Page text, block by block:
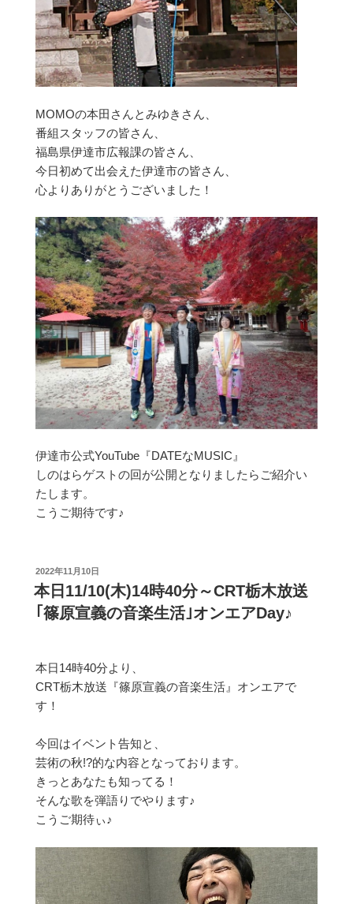
MOMOの本田さんとみゆきさん、
番組スタッフの皆さん、
福島県伊達市広報課の皆さん、
今日初めて出会えた伊達市の皆さん、
心よりありがとうございました！
伊達市公式YouTube『DATEなMUSIC』
しのはらゲストの回が公開となりましたらご紹介い
たします。
こうご期待です♪
投
稿
日:
2022年11月10日
本日11/10(木)14時40分～CRT栃木放送
｢篠原宣義の音楽生活｣オンエアDay♪
本日14時40分より、
CRT栃木放送『篠原宣義の音楽生活』オンエアで
す！
今回はイベント告知と、
芸術の秋!?的な内容となっております。
きっとあなたも知ってる！
そんな歌を弾語りでやります♪
こうご期待ぃ♪